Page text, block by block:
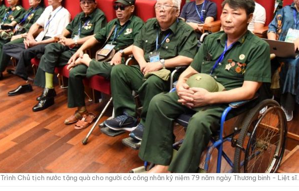
Trình Chủ tịch nước tặng quà cho người có công nhân kỷ niệm 79 năm ngày Thương binh - Liệt sĩ.